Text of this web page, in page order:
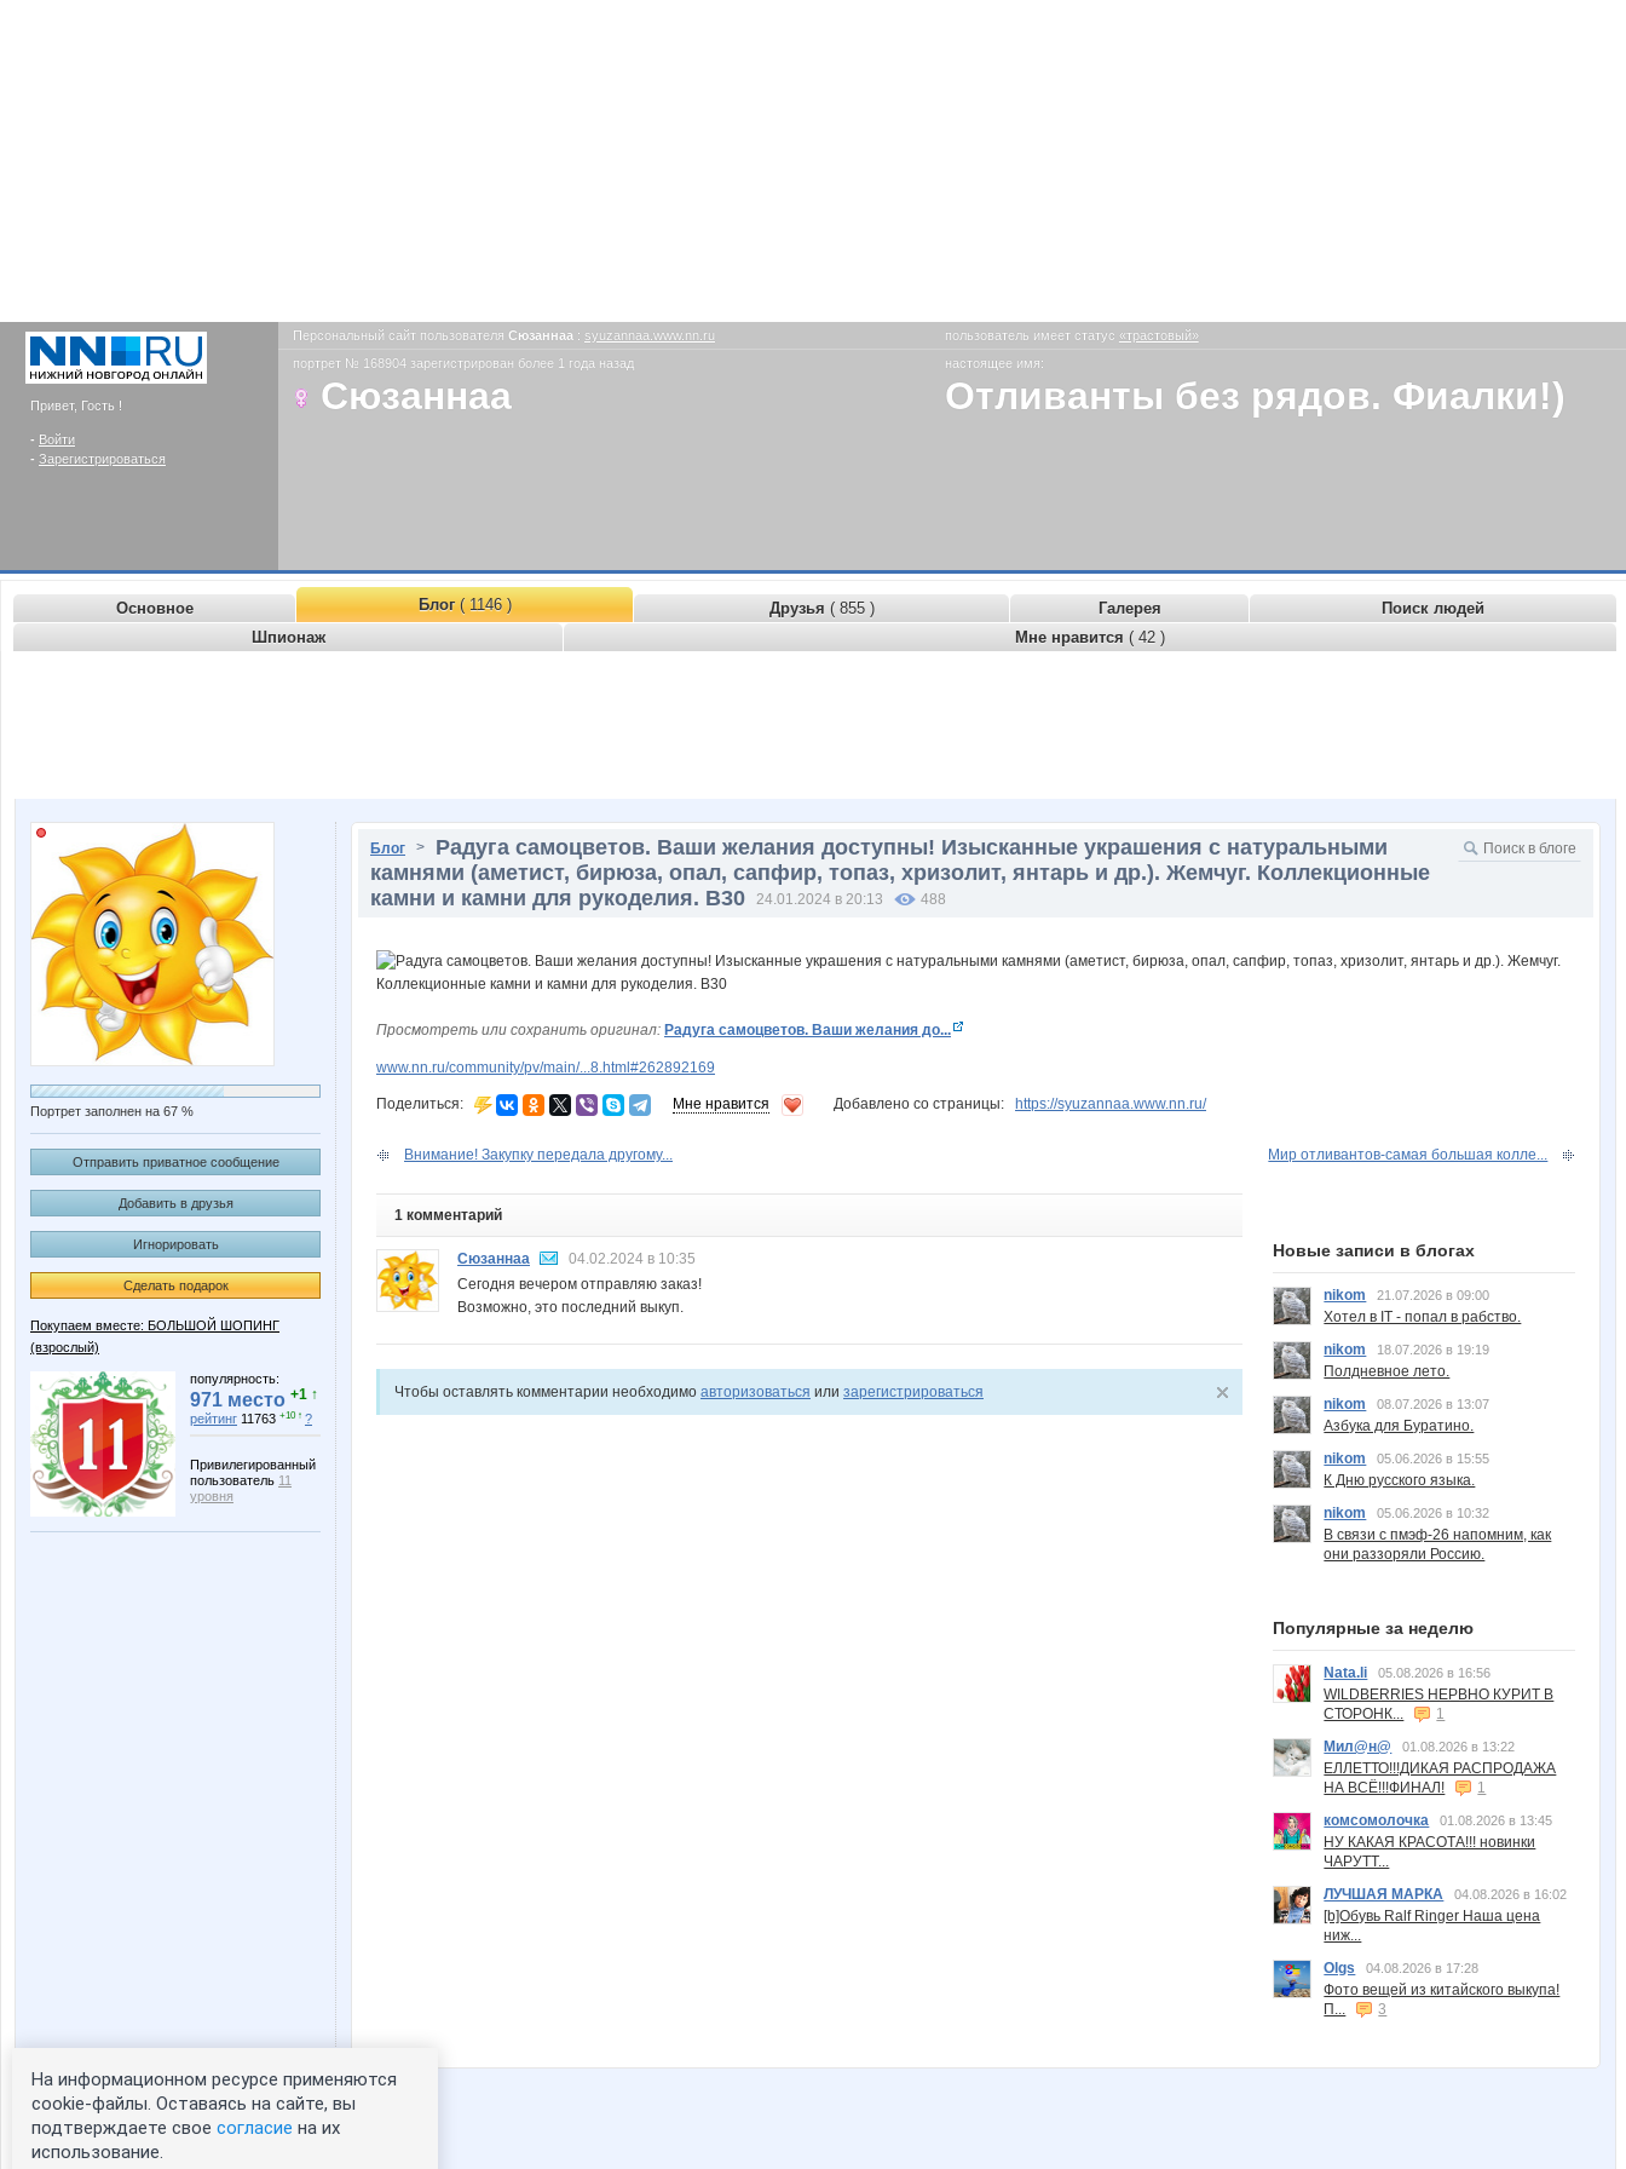
Привет, Гость !
- Войти
- Зарегистрироваться
Персональный сайт пользователя Сюзаннаа : syuzannaa.www.nn.ru пользователь имеет статус «трастовый»
портрет № 168904 зарегистрирован более 1 года назад
Сюзаннаа
настоящее имя:
Отливанты без рядов. Фиалки!)
Основное Блог( 1146 ) Друзья ( 855 ) Галерея
Поиск людей
Шпионаж
Мне нравится ( 42 )
Портрет заполнен на 67 %
Отправить приватное сообщение
Добавить в друзья
Игнорировать
Сделать подарок
Покупаем вместе: БОЛЬШОЙ ШОПИНГ
(взрослый)
популярность:
971 место +1 ↑
рейтинг 11763 +10 ↑ ?
Привилегированный
пользователь 11
уровня
Статистика портрета:
сейчас просматривают портрет - 0
зарегистрированные пользователи
Блог > Радуга самоцветов. Ваши желания доступны! Изысканные украшения с натуральными
камнями (аметист, бирюза, опал, сапфир, топаз, хризолит, янтарь и др.). Жемчуг. Коллекционные
камни и камни для рукоделия. В30
24.01.2024 в 20:13 488
Просмотреть или сохранить оригинал: Радуга самоцветов. Ваши желания до...
www.nn.ru/community/pv/main/...8.html#262892169
Поделиться: Мне нравится Добавлено со страницы: https://syuzannaa.www.nn.ru/
Внимание! Закупку передала другому... Мир отливантов-самая большая колле...
1 комментарий
Сюзаннаа
04.02.2024 в 10:35
Сегодня вечером отправляю заказ!
Возможно, это последний выкуп.
Чтобы оставлять комментарии необходимо авторизоваться или зарегистрироваться
Новые записи в блогах
nikom 21.07.2026 в 09:00
Хотел в IT - попал в рабство.
nikom
18.07.2026 в 19:19
Полдневное лето.
nikom
08.07.2026 в 13:07
Азбука для Буратино.
nikom
05.06.2026 в 15:55
К Дню русского языка.
nikom
05.06.2026 в 10:32
В связи с пмэф-26 напомним, как
они раззоряли Россию.
Популярные за неделю
Nata.li 05.08.2026 в 16:56
WILDBERRIES НЕРВНО КУРИТ В
СТОРОНК...
1
Мил@н@
01.08.2026 в 13:22
ЕЛЛЕТТО!!!ДИКАЯ РАСПРОДАЖА
НА ВСЁ!!!ФИНАЛ!
1
комсомолочка
01.08.2026 в 13:45
НУ КАКАЯ КРАСОТА!!! новинки
ЧАРУТТ...
ЛУЧШАЯ МАРКА
04.08.2026 в 16:02
[b]Обувь Ralf Ringer Наша цена
ниж...
Olgs
04.08.2026 в 17:28
Фото вещей из китайского выкупа!
П...
3
На информационном ресурсе применяются
cookie-файлы. Оставаясь на сайте, вы
подтверждаете свое согласие на их
использование.